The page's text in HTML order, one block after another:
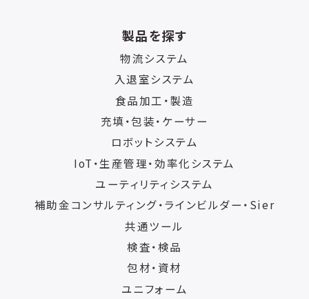
製品を探す
物流システム
入退室システム
食品加工・製造
充填・包装・ケーサー
ロボットシステム
IoT・生産管理・効率化システム
ユーティリティシステム
補助金コンサルティング・ラインビルダー・Sier
共通ツール
検査・検品
包材・資材
ユニフォーム